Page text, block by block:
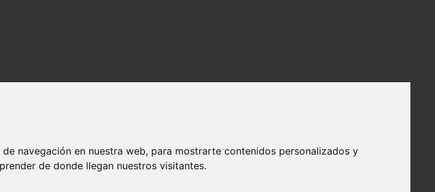
navegación en nuestra web, para mostrarte contenidos personalizados y
de donde llegan nuestros visitantes.